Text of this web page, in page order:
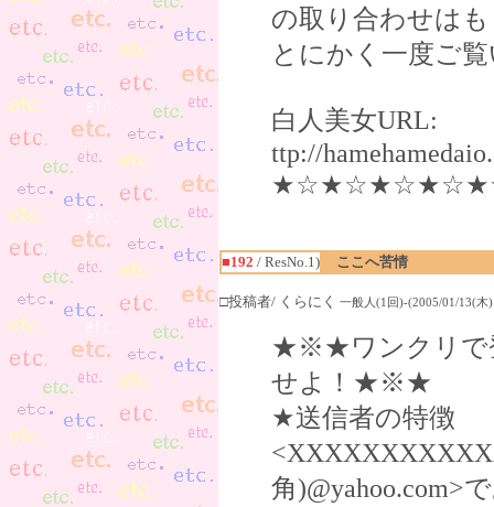
の取り合わせは
とにかく一度ご
白人美女URL:
ttp://
■192 / ResNo.1) ここへ苦情
□投稿者/ くらにく 一般人(1回)-(2005/01/13(木
★※★ワンクリで
せよ！★※★
★送信者の特徴
角)@yahoo.com>